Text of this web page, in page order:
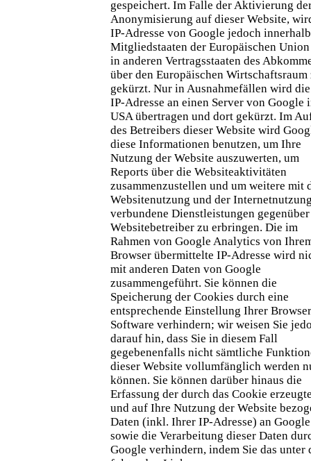
gespeichert. Im Falle der Aktivierung
Anonymisierung auf dieser Website,
IP-Adresse von Google jedoch
Mitgliedstaaten der Europäischen
in anderen Vertragsstaaten des
über den Europäischen
gekürzt. Nur in Ausnahmefällen wird
IP-Adresse an einen Server von Google
USA übertragen und dort gekürzt. Im
des Betreibers dieser Website wird
diese Informationen benutzen, um Ihre
Nutzung der Website auszuwerten, um
Reports über die Websiteaktivitäten
zusammenzustellen und um weitere mit
Websitenutzung und der
verbundene Dienstleistungen
Websitebetreiber zu erbringen. Die im
Rahmen von Google Analytics von
Browser übermittelte IP-Adresse wird
mit anderen Daten von Google
zusammengeführt. Sie können die
Speicherung der Cookies durch eine
entsprechende Einstellung Ihrer
Software verhindern; wir weisen Sie
darauf hin, dass Sie in diesem Fall
gegebenenfalls nicht sämtliche
dieser Website vollumfänglich werden
können. Sie können darüber hinaus die
Erfassung der durch das Cookie
und auf Ihre Nutzung der Website
Daten (inkl. Ihrer IP-Adresse) an Google
sowie die Verarbeitung dieser Daten
Google verhindern, indem Sie das unter